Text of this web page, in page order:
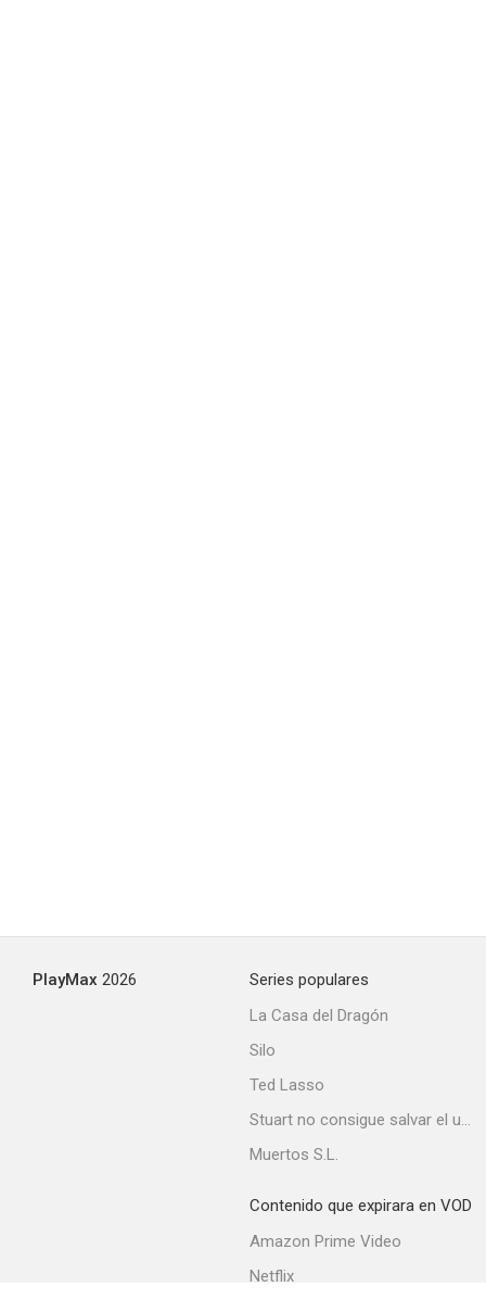
PlayMax 2026
Series populares
La Casa del Dragón
Silo
Ted Lasso
Stuart no consigue salvar el universo
Muertos S.L.
Contenido que expirara en VOD
Amazon Prime Video
Netflix